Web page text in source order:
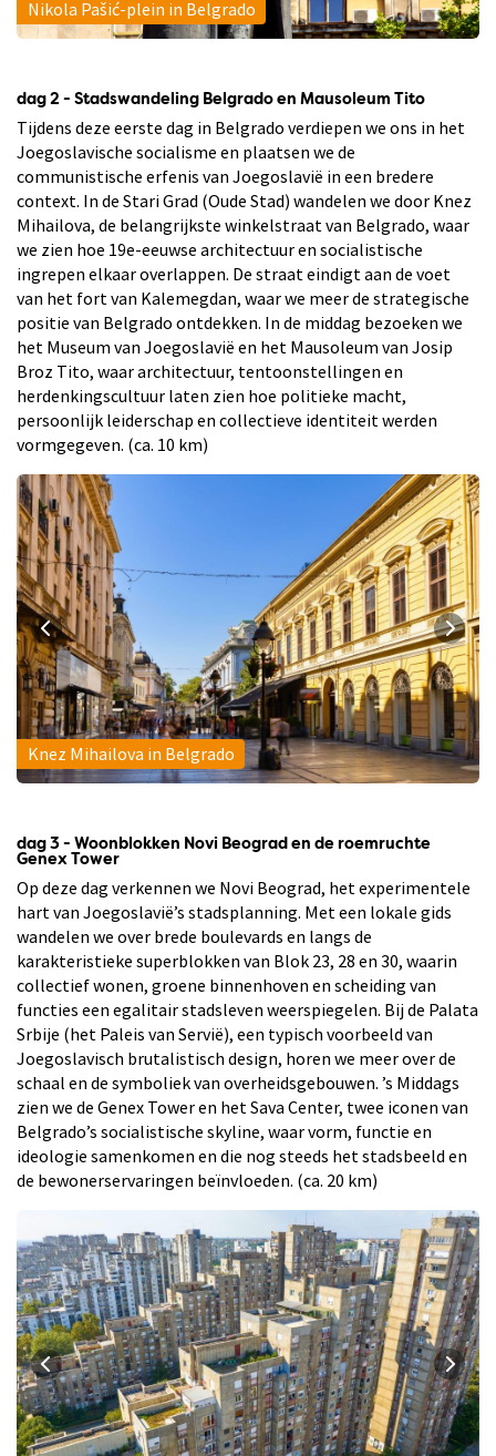
Nikola Pašić-plein in Belgrado
dag 2 - Stadswandeling Belgrado en Mausoleum Tito
Tijdens deze eerste dag in Belgrado verdiepen we ons in het
Joegoslavische socialisme en plaatsen we de
communistische erfenis van Joegoslavië in een bredere
context. In de Stari Grad (Oude Stad) wandelen we door Knez
Mihailova, de belangrijkste winkelstraat van Belgrado, waar
we zien hoe 19e-eeuwse architectuur en socialistische
ingrepen elkaar overlappen. De straat eindigt aan de voet
van het fort van Kalemegdan, waar we meer de strategische
positie van Belgrado ontdekken. In de middag bezoeken we
het Museum van Joegoslavië en het Mausoleum van Josip
Broz Tito, waar architectuur, tentoonstellingen en
herdenkingscultuur laten zien hoe politieke macht,
persoonlijk leiderschap en collectieve identiteit werden
vormgegeven. (ca. 10 km)
Knez Mihailova in Belgrado
dag 3 - Woonblokken Novi Beograd en de roemruchte
Genex Tower
Op deze dag verkennen we Novi Beograd, het experimentele
hart van Joegoslavië’s stadsplanning. Met een lokale gids
wandelen we over brede boulevards en langs de
karakteristieke superblokken van Blok 23, 28 en 30, waarin
collectief wonen, groene binnenhoven en scheiding van
functies een egalitair stadsleven weerspiegelen. Bij de Palata
Srbije (het Paleis van Servië), een typisch voorbeeld van
Joegoslavisch brutalistisch design, horen we meer over de
schaal en de symboliek van overheidsgebouwen. ’s Middags
zien we de Genex Tower en het Sava Center, twee iconen van
Belgrado’s socialistische skyline, waar vorm, functie en
ideologie samenkomen en die nog steeds het stadsbeeld en
de bewonerservaringen beïnvloeden. (ca. 20 km)